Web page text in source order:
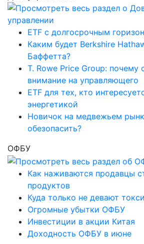
ETF с долгосрочным
Каким будет Berkshire
Баффетта?
T. Rowe Price Group: почему
внимание на управляющего
ETF для тех, кто
энергетикой
Новичок на медвежьем
обезопасить?
ОФБУ
Как наживаются продавцы
продуктов
Куда только не девают
Огромные убытки ОФБУ
Инвестиции в акции Китая
Доходность ОФБУ в июне